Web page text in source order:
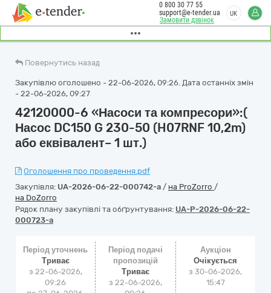
Замовити дзвінок
0 800 30 77 55
support@e-tender.ua
UK
Повернутись назад
Закупівлю оголошено - 22-06-2026, 09:26. Дата останніх змін
- 22-06-2026, 09:27
42120000-6 «Насоси та компресори»:(
Насос DC150 G 230-50 (H07RNF 10,2m)
або еквівалент– 1 шт.)
Оголошення про проведення.pdf
Закупівля: UA-2026-06-22-000742-a / на ProZorro /
на DoZorro
Рядок плану закупівлі та обґрунтування: UA-P-2026-06-22-
000723-a
Період уточнень
Триває
з 22-06-2026,
09:26
Період подачі
пропозицій
Триває
з 22-06-2026,
Аукціон
Очікується
з30-06-2026,
15:47